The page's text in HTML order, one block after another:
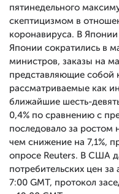
пятинедельного
скептицизмом в
коронавируса. В
Японии сократились в
министров, заказы на
представляющие собой
рассматриваемые как
ближайшие шесть-
0,4% по сравнению с
последовало за ростом
чем снижение на 7,1%,
опросе Reuters. В США
потребительских цен
7:00 GMT, протокол